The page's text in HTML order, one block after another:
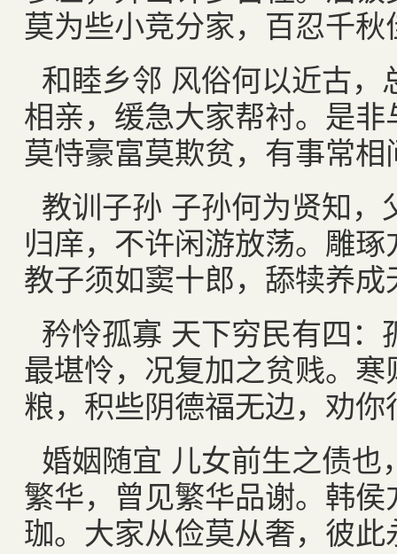
莫为些小竞分家，百忍千秋
和睦乡邻 风俗何以近古
相亲，缓急大家帮衬。是
莫恃豪富莫欺贫，有事常相
教训子孙 子孙何为贤知
归庠，不许闲游放荡。雕
教子须如窦十郎，舔犊养成
矜怜孤寡 天下穷民有四
最堪怜，况复加之贫贱。
粮，积些阴德福无边，劝
婚姻随宜 儿女前生之债
繁华，曾见繁华品谢。韩
珈。大家从俭莫从奢，彼